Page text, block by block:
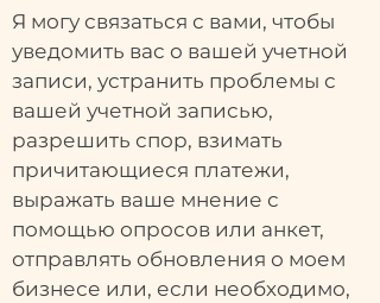
Я могу связаться с вами, чтобы
уведомить вас о вашей учетной
записи, устранить проблемы с
вашей учетной записью,
разрешить спор, взимать
причитающиеся платежи,
выражать ваше мнение с
помощью опросов или анкет,
отправлять обновления о моем
бизнесе или, если необходимо,